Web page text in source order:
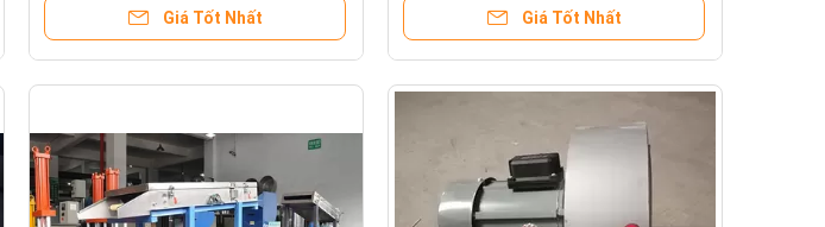
Giá Tốt Nhất Giá Tốt Nhất